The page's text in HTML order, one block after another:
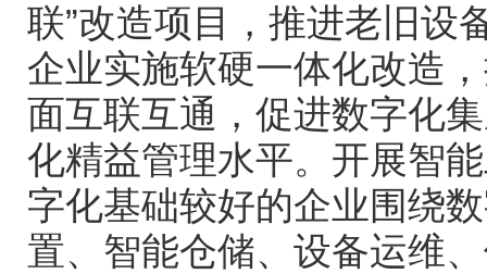
联”改造项目，推进老旧设
企业实施软硬一体化改造
面互联互通，促进数字化
化精益管理水平。开展智
字化基础较好的企业围绕
置、智能仓储、设备运维